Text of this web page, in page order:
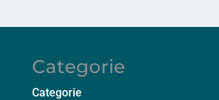
Categorie
Categorie